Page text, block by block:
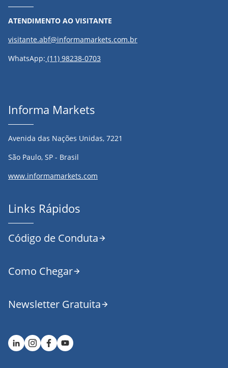
ATENDIMENTO AO VISITANTE
visitante.abf@informamarkets.com.br
WhatsApp: (11) 98238-0703
Informa Markets
Avenida das Nações Unidas, 7221
São Paulo, SP - Brasil
www.informamarkets.com
Links Rápidos
Código de Conduta
Como Chegar
Newsletter Gratuita